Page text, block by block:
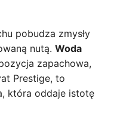
pobudza zmysły
nutą. Woda
zapachowa,
Prestige, to
która oddaje istotę